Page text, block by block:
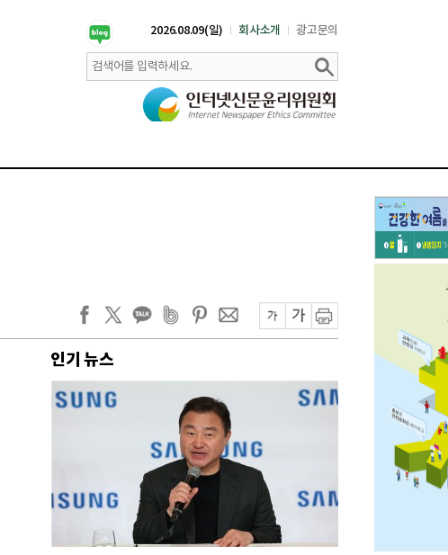
2026.08.09(일) 회사소개 광고문의
인기 뉴스